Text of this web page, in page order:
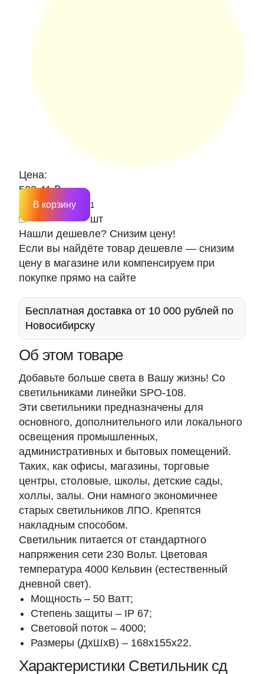
Цена:
522.41 ₽
шт
В корзину
Нашли дешевле? Снизим цену!
Если вы найдёте товар дешевле — снизим
цену в магазине или компенсируем при
покупке прямо на сайте
Бесплатная доставка от 10 000 рублей по
Новосибирску
Об этом товаре
Добавьте больше света в Вашу жизнь! Со
светильниками линейки SPO-108.
Эти светильники предназначены для
основного, дополнительного или локального
освещения промышленных,
административных и бытовых помещений.
Таких, как офисы, магазины, торговые
центры, столовые, школы, детские сады,
холлы, залы. Они намного экономичнее
старых светильников ЛПО. Крепятся
накладным способом.
Светильник питается от стандартного
напряжения сети 230 Вольт. Цветовая
температура 4000 Кельвин (естественный
дневной свет).
Мощность – 50 Ватт;
Степень защиты – IP 67;
Световой поток – 4000;
Размеры (ДхШхВ) – 168х155х22.
Характеристики Светильник сд